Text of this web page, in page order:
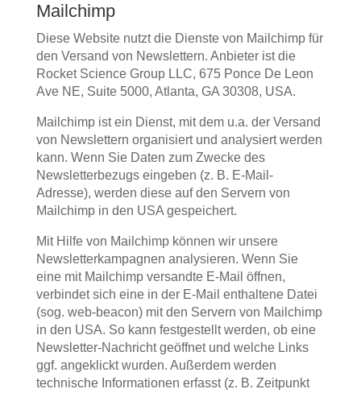
Mailchimp
Diese Website nutzt die Dienste von Mailchimp für
den Versand von Newslettern. Anbieter ist die
Rocket Science Group LLC, 675 Ponce De Leon
Ave NE, Suite 5000, Atlanta, GA 30308, USA.
Mailchimp ist ein Dienst, mit dem u.a. der Versand
von Newslettern organisiert und analysiert werden
kann. Wenn Sie Daten zum Zwecke des
Newsletterbezugs eingeben (z. B. E-Mail-
Adresse), werden diese auf den Servern von
Mailchimp in den USA gespeichert.
Mit Hilfe von Mailchimp können wir unsere
Newsletterkampagnen analysieren. Wenn Sie
eine mit Mailchimp versandte E-Mail öffnen,
verbindet sich eine in der E-Mail enthaltene Datei
(sog. web-beacon) mit den Servern von Mailchimp
in den USA. So kann festgestellt werden, ob eine
Newsletter-Nachricht geöffnet und welche Links
ggf. angeklickt wurden. Außerdem werden
technische Informationen erfasst (z. B. Zeitpunkt